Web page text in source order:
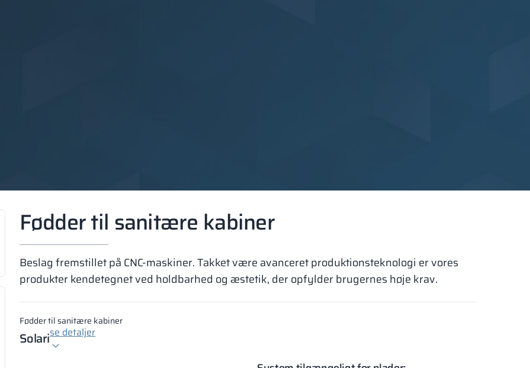
Fødder til sanitære kabiner
Beslag fremstillet på CNC-maskiner. Takket være avanceret produktionsteknologi er vores
produkter kendetegnet ved holdbarhed og æstetik, der opfylder brugernes høje krav.
Fødder til sanitære kabiner
Solarise detaljer